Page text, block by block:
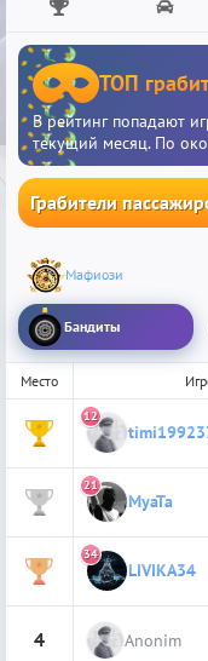
ТОП
В рейтинг попадают
текущий месяц. По
Грабители
Мафиози
Бандиты
Место
1
12
2
21
MyaTa
3
34
LIVIKA34
4 Anonim